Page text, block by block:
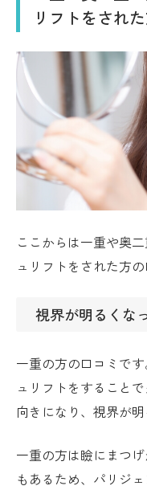
リフトをされ
ここからは一重や奥
ュリフトをされた方
視界が明るくな
一重の方の口コミで
ュリフトをすること
向きになり、視界が
一重の方は瞼にまつ
もあるため、パリジ